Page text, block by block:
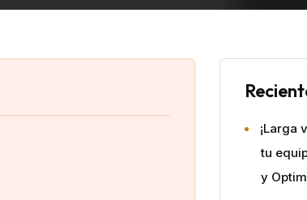
¡Larga
tu
y